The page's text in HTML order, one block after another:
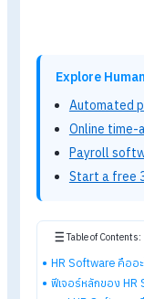
ช่วยให้งาน HR
เก็บข้อมูลพนักงา
สวัสดิการ
ส่วนใหญ่ทำงาน
ทำงานเงินเดือนไ
พลาด และเพิ่มค